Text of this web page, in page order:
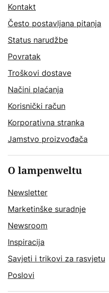
Kontakt
Često postavljana pitanja
Status narudžbe
Povratak
Troškovi dostave
Načini plaćanja
Korisnički račun
Korporativna stranka
Jamstvo proizvođača
O lampenweltu
Newsletter
Marketinške suradnje
Newsroom
Inspiracija
Savjeti i trikovi za rasvjetu
Poslovi